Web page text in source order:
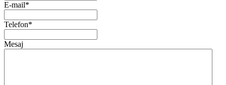
E-mail*
Telefon*
Mesaj